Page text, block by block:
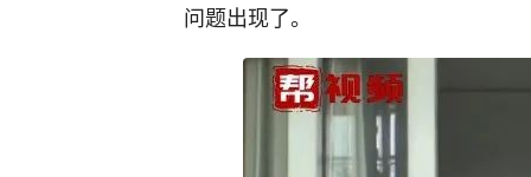
问题出现了。